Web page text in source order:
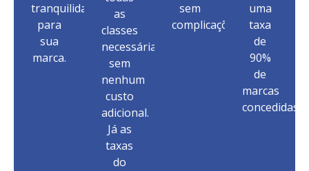
tranquilidade
para
sua
marca.
as
classes
necessárias,
sem
nenhum
custo
adicional.
Já as
taxas
do
sem
complicações.
uma
taxa
de
90%
de
marcas
concedidas.